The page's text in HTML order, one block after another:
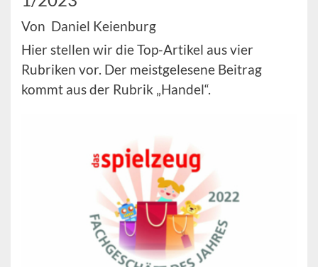
Von Daniel Keienburg
Hier stellen wir die Top-Artikel aus vier
Rubriken vor. Der meistgelesene Beitrag
kommt aus der Rubrik „Handel“.